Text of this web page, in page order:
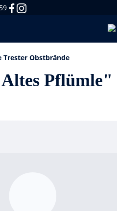
Trester Obstbrände
Pflümle"